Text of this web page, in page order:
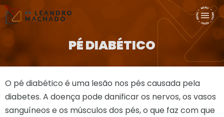
PÉ DIABÉTICO
O pé diabético é uma lesão nos pés causada pela
diabetes. A doença pode danificar os nervos, os vasos
sanguíneos e os músculos dos pés, o que faz com que